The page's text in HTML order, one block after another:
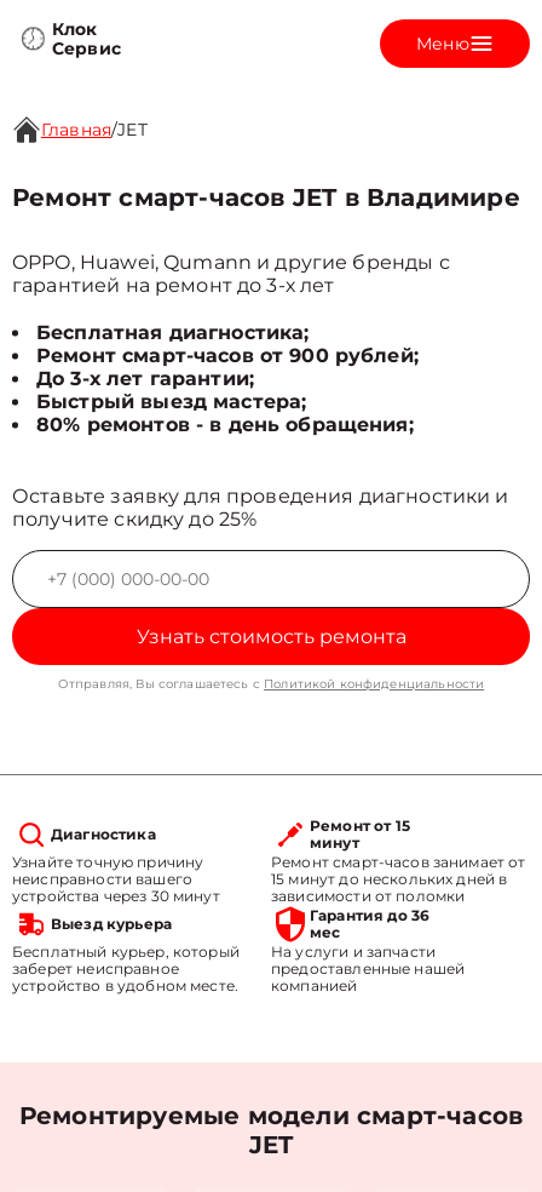
Клок
Сервис
Меню
Главная/JET
Ремонт смарт-часов JET в Владимире
OPPO, Huawei, Qumann и другие бренды с
гарантией на ремонт до 3-х лет
Бесплатная диагностика;
Ремонт смарт-часов от 900 рублей;
До 3-х лет гарантии;
Быстрый выезд мастера;
80% ремонтов - в день обращения;
Оставьте заявку для проведения диагностики и
получите скидку до 25%
Узнать стоимость ремонта
Отправляя, Вы соглашаетесь с Политикой конфиденциальности
Диагностика
Узнайте точную причину
неисправности вашего
устройства через 30 минут
Ремонт от 15
минут
Ремонт смарт-часов занимает от
15 минут до нескольких дней в
зависимости от поломки
Выезд курьера
Бесплатный курьер, который
заберет неисправное
устройство в удобном месте.
Гарантия до 36
мес
На услуги и запчасти
предоставленные нашей
компанией
Ремонтируемые модели смарт-часов
JET